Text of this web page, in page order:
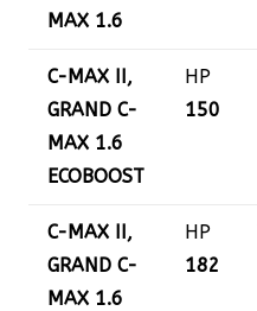
MAX 1.6
C-MAX II,
GRAND C-
MAX 1.6
ECOBOOST
HP
150
C-MAX II,
GRAND C-
MAX 1.6
HP
182